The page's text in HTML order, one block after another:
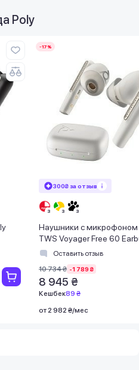
Poly
-17%
300₴ за отзыв
Наушники с микрофоном
TWS Voyager Free 60
BT700C + BCHC White
Оставить отзыв
10 734 ₴ -1 789 ₴
8 945 ₴
Кешбек89 ₴
от 2 982 ₴/мес